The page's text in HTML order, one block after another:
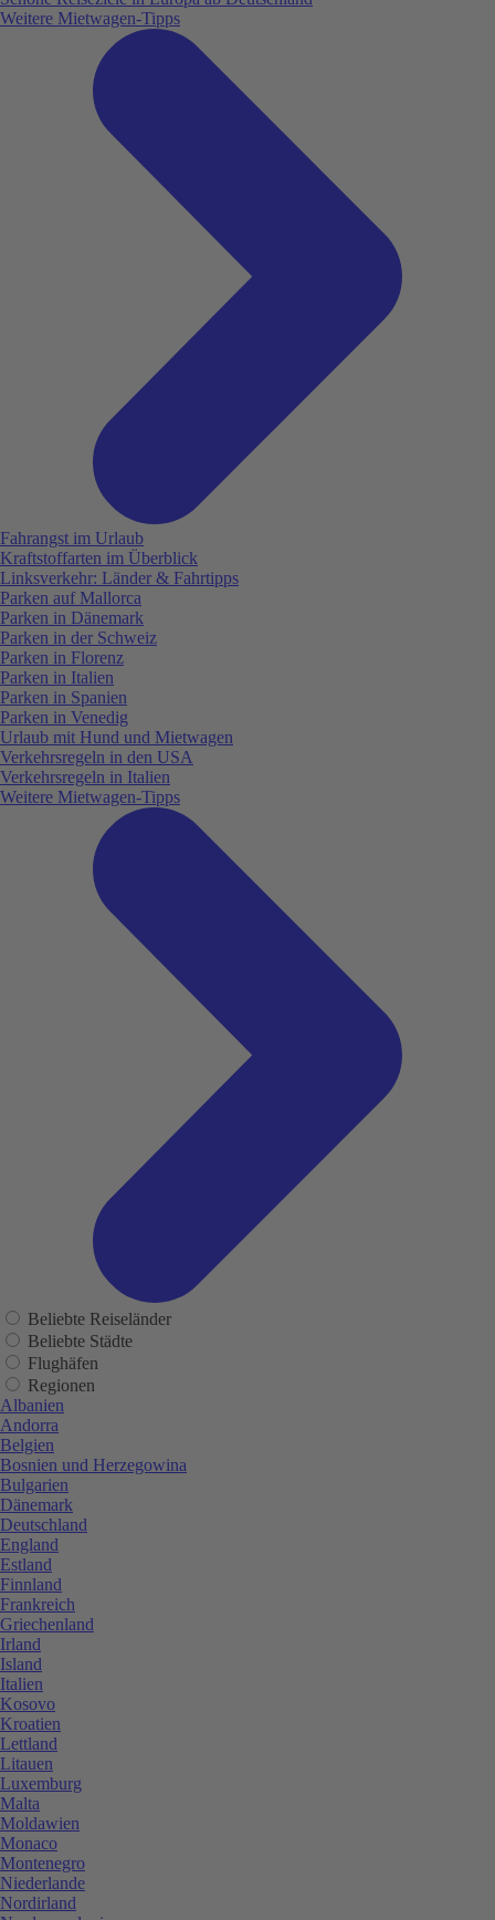
Weitere Mietwagen-Tipps
Fahrangst im Urlaub
Kraftstoffarten im Überblick
Linksverkehr: Länder & Fahrtipps
Parken auf Mallorca
Parken in Dänemark
Parken in der Schweiz
Parken in Florenz
Parken in Italien
Parken in Spanien
Parken in Venedig
Urlaub mit Hund und Mietwagen
Verkehrsregeln in den USA
Verkehrsregeln in Italien
Weitere Mietwagen-Tipps
Beliebte Reiseländer
Beliebte Städte
Flughäfen
Regionen
Albanien
Andorra
Belgien
Bosnien und Herzegowina
Bulgarien
Dänemark
Deutschland
England
Estland
Finnland
Frankreich
Griechenland
Irland
Island
Italien
Kosovo
Kroatien
Lettland
Litauen
Luxemburg
Malta
Moldawien
Monaco
Montenegro
Niederlande
Nordirland